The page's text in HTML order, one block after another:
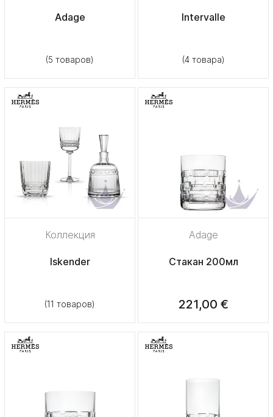
Adage
(5 товаров)
Intervalle
(4 товара)
Коллекция
Iskender
(11 товаров)
Adage
Стакан 200мл
221,00 €